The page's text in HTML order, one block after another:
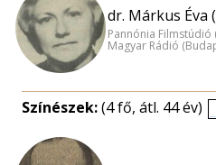
dr. Márkus Éva
Pannónia Filmstúdió
Magyar Rádió
Színészek:(4 fő, átl. 44 év)